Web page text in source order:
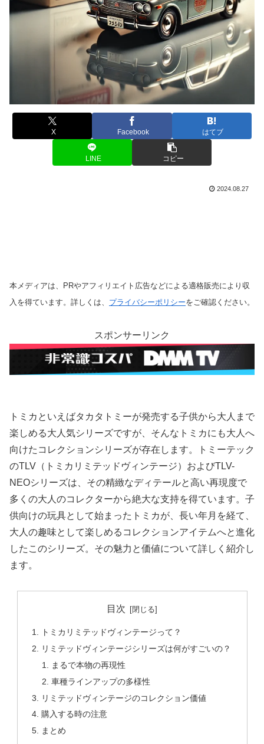
X Facebook はてブ
LINE コピー
2024.08.27
本メディアは、PRやアフィリエイト広告などによる適格販売により収
入を得ています。詳しくは、 プライバシーポリシーをご確認ください。
スポンサーリンク
トミカといえばタカタトミーが発売する子供から大人まで
楽しめる大人気シリーズですが、そんなトミカにも大人へ
向けたコレクションシリーズが存在します。トミーテック
のTLV（トミカリミテッドヴィンテージ）およびTLV-
NEOシリーズは、その精緻なディテールと高い再現度で
多くの大人のコレクターから絶大な支持を得ています。子
供向けの玩具として始まったトミカが、長い年月を経て、
大人の趣味として楽しめるコレクションアイテムへと進化
したこのシリーズ。その魅力と価値について詳しく紹介し
ます。
目次
トミカリミテッドヴィンテージって？
リミテッドヴィンテージシリーズは何がすごいの？
まるで本物の再現性
車種ラインアップの多様性
リミテッドヴィンテージのコレクション価値
購入する時の注意
まとめ